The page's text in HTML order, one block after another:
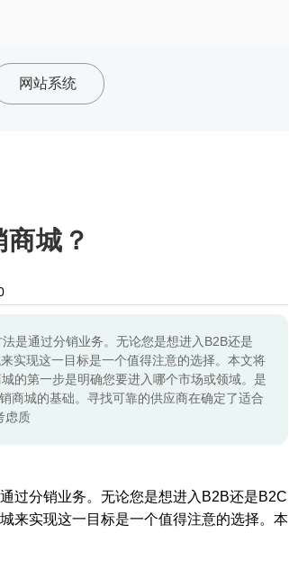
网站系统
城？
是通过分销业务。无论您是想进入B2B还是
实现这一目标是一个值得注意的选择。本文将
的第一步是明确您要进入哪个市场或领域。是
商城的基础。寻找可靠的供应商在确定了适合
虑质
过分销业务。无论您是想进入B2B还是B2C
来实现这一目标是一个值得注意的选择。本